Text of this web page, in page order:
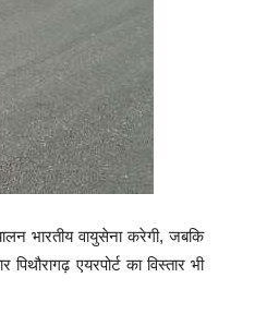
भारतीय वायुसेना करेगी, जबकि
एयरपोर्ट का विस्तार भी